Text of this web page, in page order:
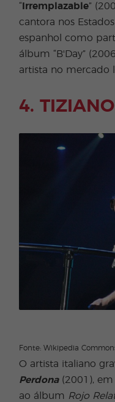
“Irremplazable”
cantora nos
espanhol como
álbum “B'Day”
artista no mercado
4.
Fonte: Wikipedia
O artista italiano
Perdona(2001), em
ao álbum Rojo